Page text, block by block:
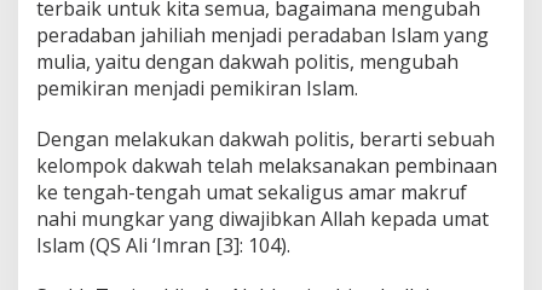
terbaik untuk kita semua, bagaimana mengubah
peradaban jahiliah menjadi peradaban Islam yang
mulia, yaitu dengan dakwah politis, mengubah
pemikiran menjadi pemikiran Islam.
Dengan melakukan dakwah politis, berarti sebuah
kelompok dakwah telah melaksanakan pembinaan
ke tengah-tengah umat sekaligus amar makruf
nahi mungkar yang diwajibkan Allah kepada umat
Islam (QS Ali ‘Imran [3]: 104).